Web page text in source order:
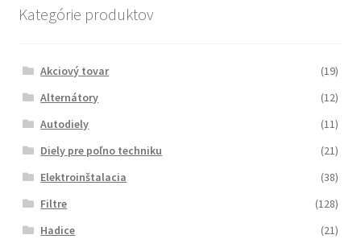
Kategórie produktov
Akciový tovar
(19)
Alternátory
(12)
Autodiely
(11)
Diely pre poľno techniku
(21)
Elektroinštalacia
(38)
Filtre
(128)
Hadice
(21)